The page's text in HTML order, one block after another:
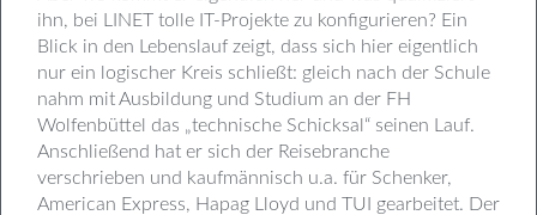
ihn, bei LINET tolle IT-Projekte zu konfigurieren? Ein
Blick in den Lebenslauf zeigt, dass sich hier eigentlich
nur ein logischer Kreis schließt: gleich nach der Schule
nahm mit Ausbildung und Studium an der FH
Wolfenbüttel das „technische Schicksal“ seinen Lauf.
Anschließend hat er sich der Reisebranche
verschrieben und kaufmännisch u.a. für Schenker,
American Express, Hapag Lloyd und TUI gearbeitet. Der